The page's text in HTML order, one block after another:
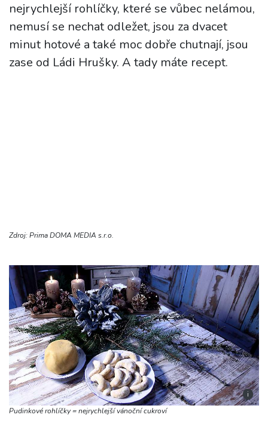
nejrychlejší rohlíčky, které se vůbec nelámou,
nemusí se nechat odležet, jsou za dvacet
minut hotové a také moc dobře chutnají, jsou
zase od Ládi Hrušky. A tady máte recept.
Zdroj: Prima DOMA MEDIA s.r.o.
i
Pudinkové rohlíčky = nejrychlejší vánoční cukroví